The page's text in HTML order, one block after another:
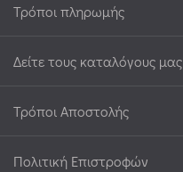
Τρόποι πληρωμής
Δείτε τους καταλόγους μας
Τρόποι Αποστολής
Πολιτική Επιστροφών